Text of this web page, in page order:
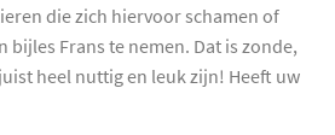
die zich hiervoor schamen of
bijles Frans te nemen. Dat is zonde,
heel nuttig en leuk zijn! Heeft uw